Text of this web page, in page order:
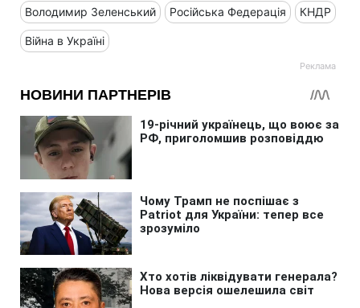
Володимир Зеленський Російська Федерація КНДР
Війна в Україні